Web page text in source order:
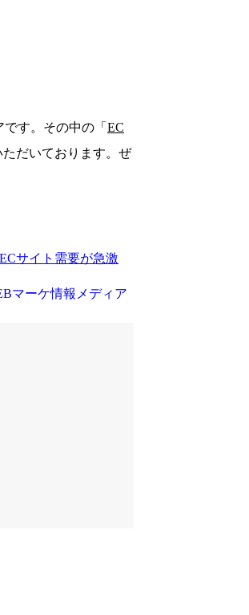
す。その中の「 EC
だいております。ぜ
サイト需要が急激
マーケ情報メディア